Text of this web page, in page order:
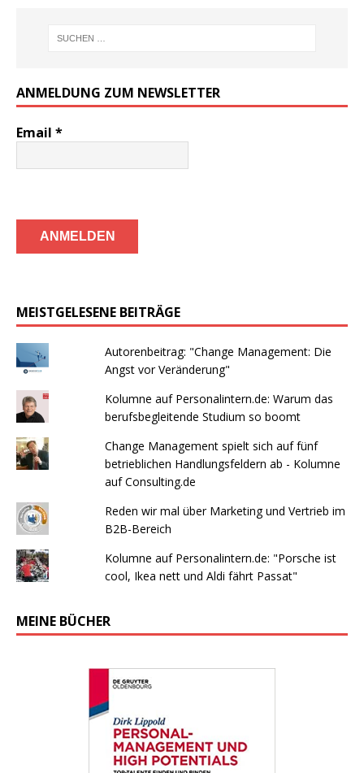
ANMELDUNG ZUM NEWSLETTER
Email *
MEISTGELESENE BEITRÄGE
Autorenbeitrag: "Change Management: Die
Angst vor Veränderung"
Kolumne auf Personalintern.de: Warum das
berufsbegleitende Studium so boomt
Change Management spielt sich auf fünf
betrieblichen Handlungsfeldern ab - Kolumne
auf Consulting.de
Reden wir mal über Marketing und Vertrieb im
B2B-Bereich
Kolumne auf Personalintern.de: "Porsche ist
cool, Ikea nett und Aldi fährt Passat"
MEINE BÜCHER